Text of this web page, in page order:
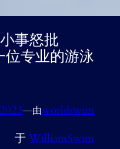
事怒批
专业的游泳
—由worldswim
于WilliamSwim